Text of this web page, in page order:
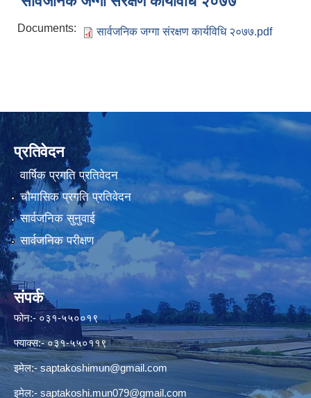
Documents: सार्वजनिक जग्गा संरक्षण कार्यविधि २०७७.pdf
प्रतिवेदन
वार्षिक प्रगति प्रतिवेदन
चौमासिक प्रगति प्रतिवेदन
सार्वजनिक सुनुवाई
सार्वजनिक परीक्षण
संपर्क
फोन:- ०३१-५५००१९
फ्याक्स:- ०३१-५५०११९
इमेल:- saptakoshimun@gmail.com
इमेल:- saptakoshi.mun079@gmail.com